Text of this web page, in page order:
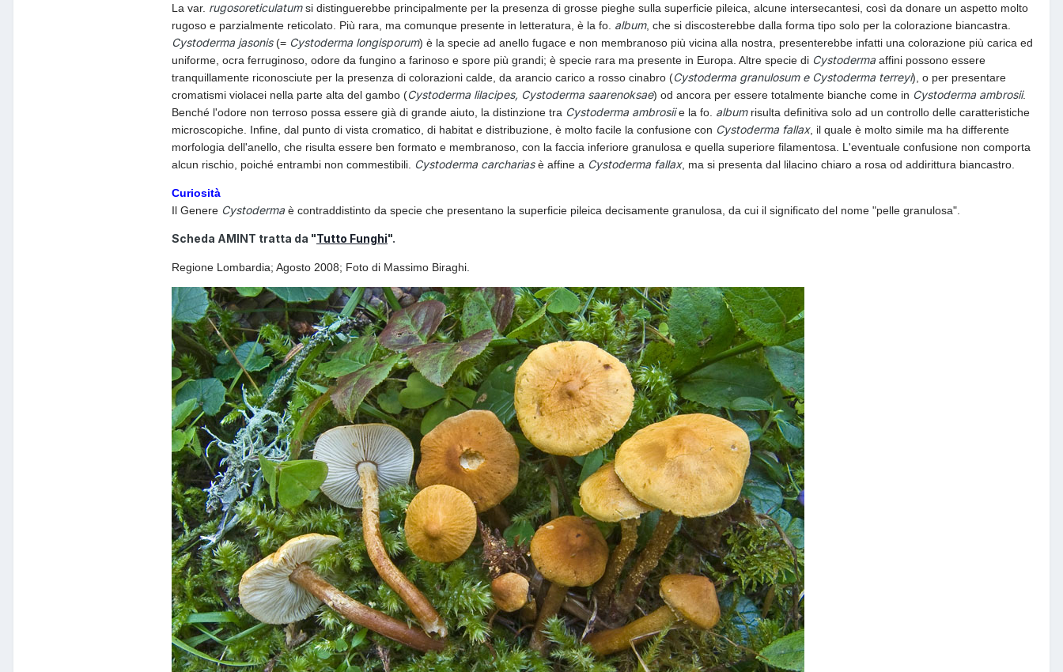
La var. rugosoreticulatumsi distinguerebbe principalmente per la presenza di grosse pieghe sulla superficie pileica, alcune intersecantesi, così da donare un aspetto molto
rugoso e parzialmente reticolato. Più rara, ma comunque presente in letteratura, è la fo. album, che si discosterebbe dalla forma tipo solo per la colorazione biancastra.
Cystoderma jasonis (= Cystoderma longisporum) è la specie ad anello fugace e non membranoso più vicina alla nostra, presenterebbe infatti una colorazione più carica ed
uniforme, ocra ferruginoso, odore da fungino a farinoso e spore più grandi; è specie rara ma presente in Europa. Altre specie di Cystoderma affini possono essere
tranquillamente riconosciute per la presenza di colorazioni calde, da arancio carico a rosso cinabro (Cystoderma granulosum e Cystoderma terreyi), o per presentare
cromatismi violacei nella parte alta del gambo (Cystoderma lilacipes, Cystoderma saarenoksae) od ancora per essere totalmente bianche come in Cystoderma ambrosii.
Benché l'odore non terroso possa essere già di grande aiuto, la distinzione tra Cystoderma ambrosiie la fo. album risulta definitiva solo ad un controllo delle caratteristiche
microscopiche. Infine, dal punto di vista cromatico, di habitat e distribuzione, è molto facile la confusione con Cystoderma fallax, il quale è molto simile ma ha differente
morfologia dell'anello, che risulta essere ben formato e membranoso, con la faccia inferiore granulosa e quella superiore filamentosa. L'eventuale confusione non comporta
alcun rischio, poiché entrambi non commestibili.
Cystoderma carchariasè affine a Cystoderma fallax, ma si presenta dal lilacino chiaro a rosa od addirittura biancastro.
Curiosità
Il Genere Cystoderma è contraddistinto da specie che presentano la superficie pileica decisamente granulosa, da cui il significato del nome "pelle granulosa".
Scheda AMINT tratta da "Tutto Funghi".
Regione Lombardia; Agosto 2008; Foto di Massimo Biraghi.